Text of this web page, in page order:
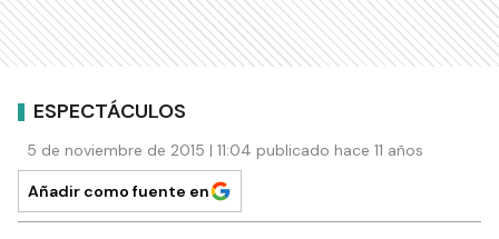
ESPECTÁCULOS
5 de noviembre de 2015 | 11:04 publicado hace 11 años
Añadir como fuente en